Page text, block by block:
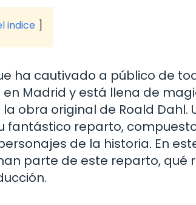
indice
ha cautivado a público de
Madrid y está llena de
obra original de Roald Dahl.
fantástico reparto,
de la historia. En
parte de este reparto, qué